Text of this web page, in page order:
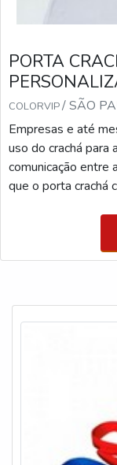
PORTA
COLORVIP/ SÃO
Empresas e até
uso do crachá para
comunicação entre
que o porta crachá
PORTA CRACHÁ
uso de um porta